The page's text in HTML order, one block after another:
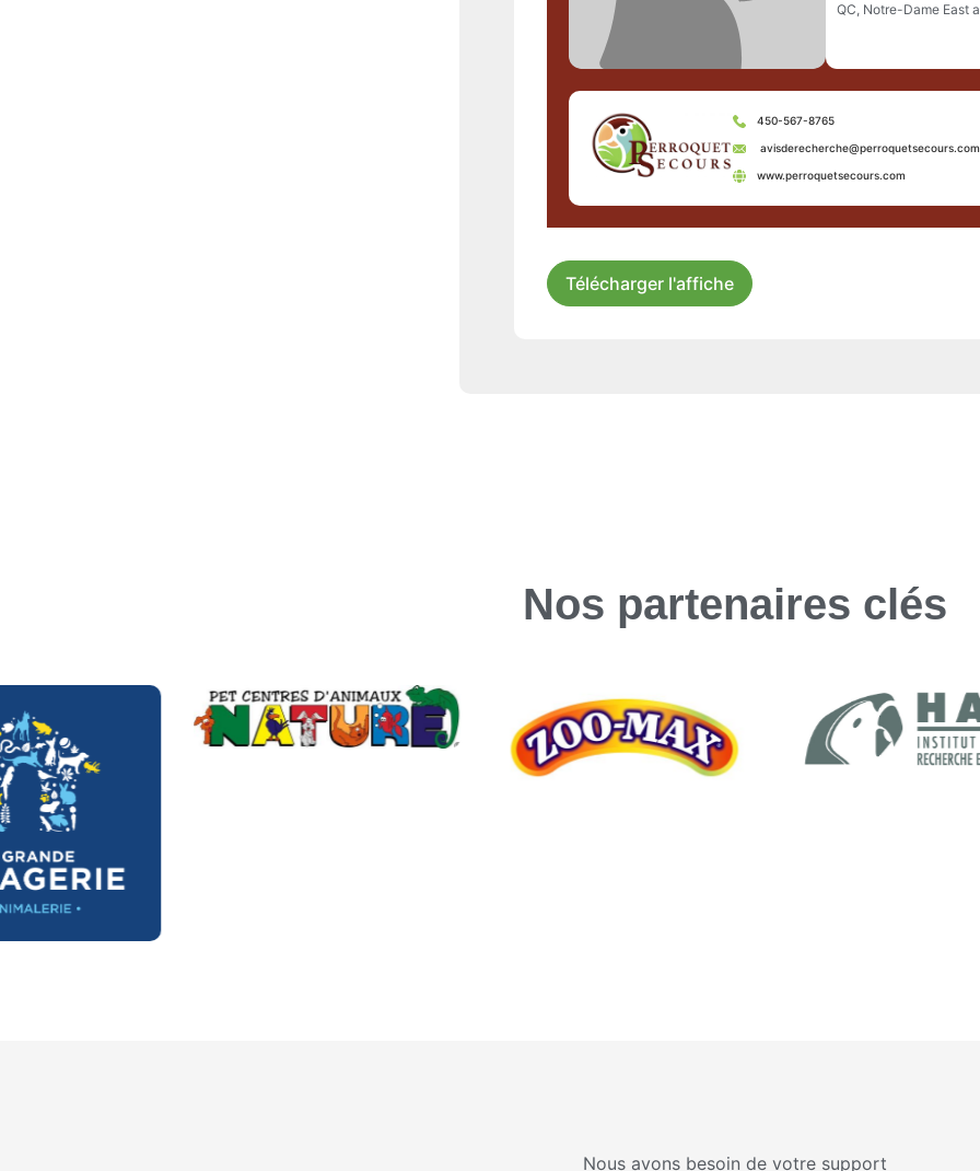
QC, Notre-Dame East
450-567-8765
avisderecherche@perroquetsecours.com
www.perroquetsecours.com
Télécharger l'affiche
Nos partenaires clés
Nous avons besoin de votre support